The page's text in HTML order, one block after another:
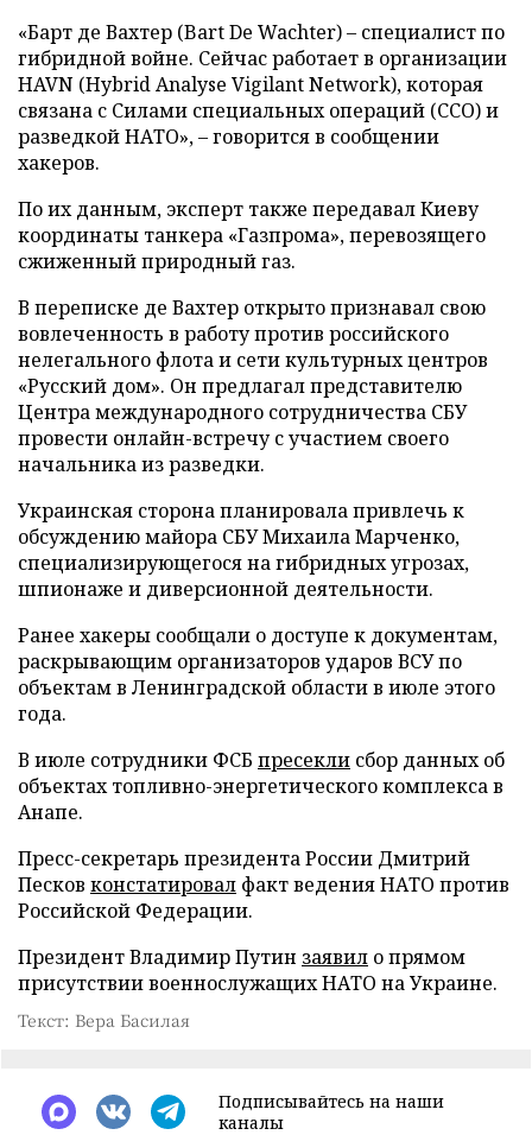
«Барт де Вахтер (Bart De Wachter) – специалист по
гибридной войне. Сейчас работает в организации
HAVN (Hybrid Analyse Vigilant Network), которая
связана с Силами специальных операций (ССО) и
разведкой НАТО», – говорится в сообщении
хакеров.
По их данным, эксперт также передавал Киеву
координаты танкера «Газпрома», перевозящего
сжиженный природный газ.
В переписке де Вахтер открыто признавал свою
вовлеченность в работу против российского
нелегального флота и сети культурных центров
«Русский дом». Он предлагал представителю
Центра международного сотрудничества СБУ
провести онлайн-встречу с участием своего
начальника из разведки.
Украинская сторона планировала привлечь к
обсуждению майора СБУ Михаила Марченко,
специализирующегося на гибридных угрозах,
шпионаже и диверсионной деятельности.
Ранее хакеры сообщали о доступе к документам,
раскрывающим организаторов ударов ВСУ по
объектам в Ленинградской области в июле этого
года.
В июле сотрудники ФСБ пресекли сбор данных об
объектах топливно-энергетического комплекса в
Анапе.
Пресс-секретарь президента России Дмитрий
Песков констатировал факт ведения НАТО против
Российской Федерации.
Президент Владимир Путин заявил о прямом
присутствии военнослужащих НАТО на Украине.
Текст: Вера Басилая
Подписывайтесь на наши
каналы